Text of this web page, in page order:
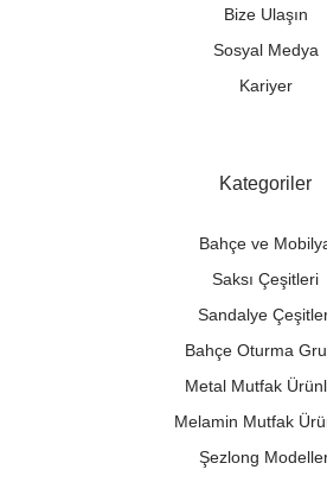
Bize Ulaşın
Sosyal Medya
Kariyer
Kategoriler
Bahçe ve
Saksı Çeşitleri
Sandalye
Bahçe Oturma
Metal Mutfak
Melamin Mutfak
Şezlong